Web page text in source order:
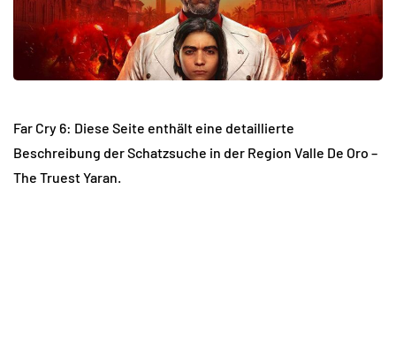
Far Cry 6: Diese Seite enthält eine detaillierte
Beschreibung der Schatzsuche in der Region Valle De Oro –
The Truest Yaran.